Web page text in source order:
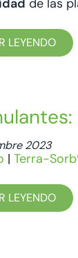
LEYENDO
2023
| Terra-
LEYENDO